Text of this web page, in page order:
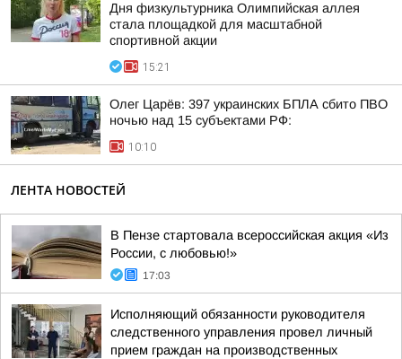
Дня физкультурника Олимпийская аллея
стала площадкой для масштабной
спортивной акции
15:21
Олег Царёв: 397 украинских БПЛА сбито ПВО
ночью над 15 субъектами РФ:
10:10
ЛЕНТА НОВОСТЕЙ
В Пензе стартовала всероссийская акция «Из
России, с любовью!»
17:03
Исполняющий обязанности руководителя
следственного управления провел личный
прием граждан на производственных